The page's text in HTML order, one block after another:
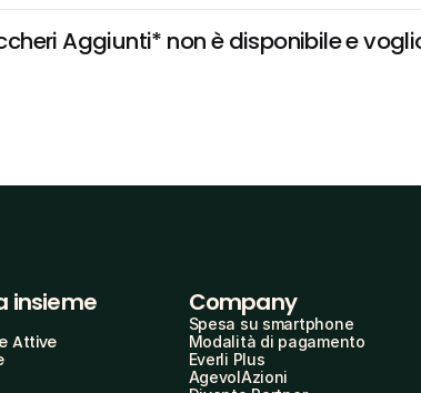
Aggiunti* non è disponibile e
insieme
Attive
Company
Spesa su smartphone
Modalità di pagamento
Everli Plus
AgevolAzioni